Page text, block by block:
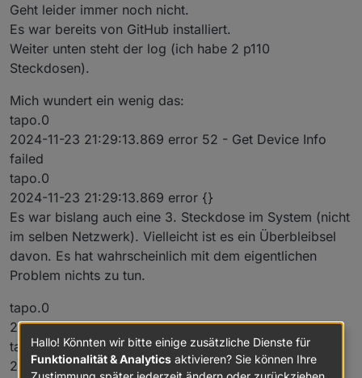
Geht leider immer noch nicht.
Es war bereits von GitHub installiert.
Weiter unten steht der log (ich habe 2 p110
Steckdosen).
Mich wundert ein wenig das:
tapo.0
2024-11-23 21:29:13.869 error 52 - Get Device Info
failed
tapo.0
2024-11-23 21:29:13.869 error {}
Es war bislang auch eine 3. Steckdose im System (nicht
im selben Netzwerk). Vielleicht ist es ein Überbleibsel
davon. Es hat wahrscheinlich mit dem eigentlichen
Problem nichts zu tun.
tapo.0
2024-11-23 21:29:23.876 info Start first Update
tapo.0
2024-11-23 21:29:13.875 info Wait for connections for
Hallo! Könnten wir bitte einige zusätzliche Dienste für
Funktionalität & Analytics aktivieren? Sie können Ihre